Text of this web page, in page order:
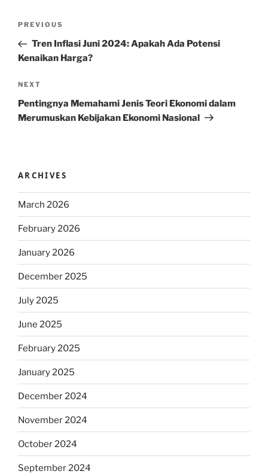
Previous
Post
PREVIOUS
Tren Inflasi Juni 2024: Apakah Ada Potensi
Kenaikan Harga?
Next
Post
NEXT
Pentingnya Memahami Jenis Teori Ekonomi dalam
Merumuskan Kebijakan Ekonomi Nasional
ARCHIVES
March 2026
February 2026
January 2026
December 2025
July 2025
June 2025
February 2025
January 2025
December 2024
November 2024
October 2024
September 2024